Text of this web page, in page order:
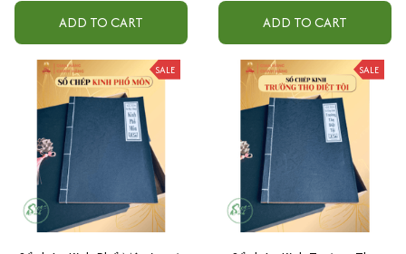
ADD TO CART ADD TO CART
SALE SALE